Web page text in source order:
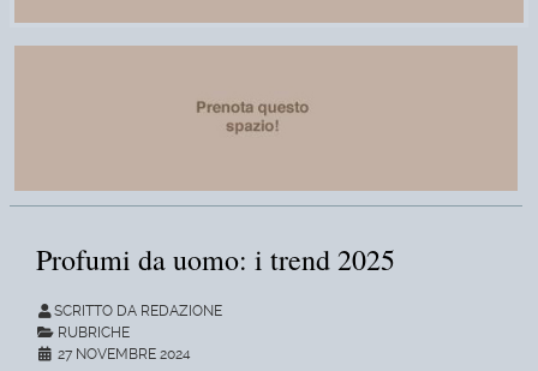
Profumi da uomo: i trend 2025
SCRITTO DA REDAZIONE
RUBRICHE
27 NOVEMBRE 2024